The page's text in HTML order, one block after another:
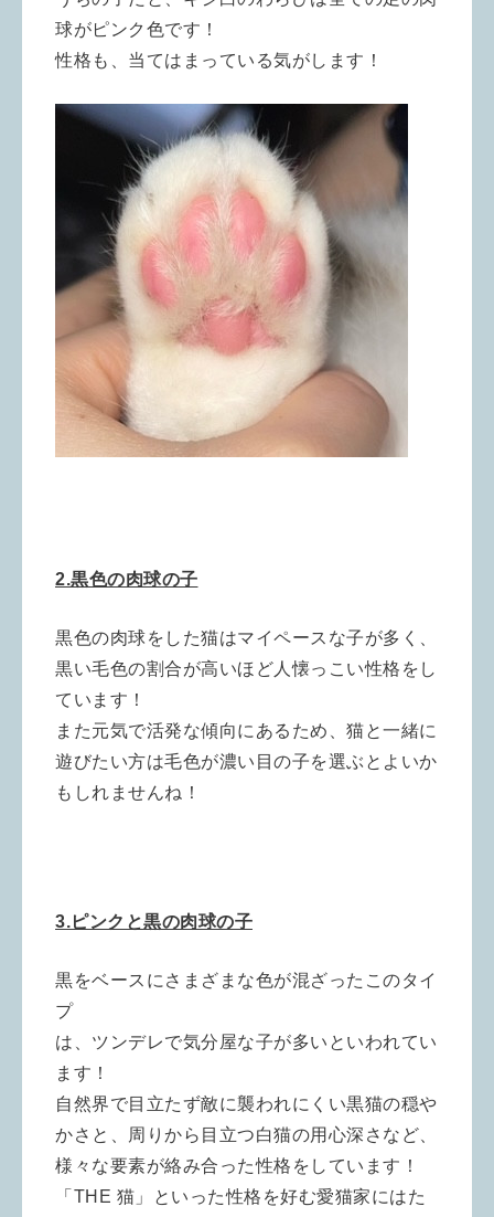
球がピンク色です！
性格も、当てはまっている気がします！
2.黒色の肉球の子
黒色の肉球をした猫はマイペースな子が多く、
黒い毛色の割合が高いほど人懐っこい性格をし
ています！
また元気で活発な傾向にあるため、猫と一緒に
遊びたい方は毛色が濃い目の子を選ぶとよいか
もしれませんね！
3.ピンクと黒の肉球の子
黒をベースにさまざまな色が混ざったこのタイ
プ
は、ツンデレで気分屋な子が多いといわれてい
ます！
自然界で目立たず敵に襲われにくい黒猫の穏や
かさと、周りから目立つ白猫の用心深さなど、
様々な要素が絡み合った性格をしています！
「THE 猫」といった性格を好む愛猫家にはた